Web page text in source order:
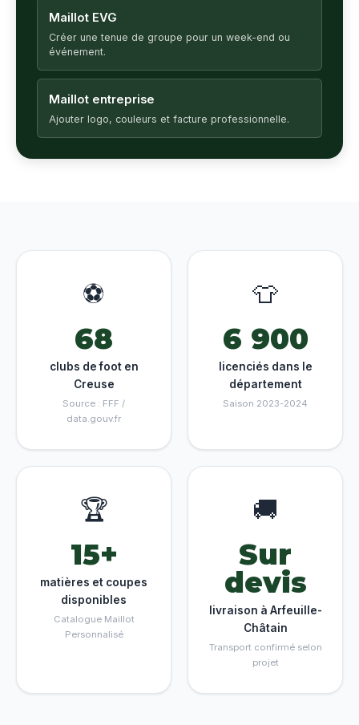
Maillot EVG
Créer une tenue de groupe pour un week-end ou
événement.
Maillot entreprise
Ajouter logo, couleurs et facture professionnelle.
⚽
68
clubs de foot en
Creuse
Source : FFF /
data.gouv.fr
👕
6 900
licenciés dans le
département
Saison 2023-2024
🏆
15+
matières et coupes
disponibles
Catalogue Maillot
Personnalisé
🚚
Sur
devis
livraison à Arfeuille-
Châtain
Transport confirmé selon
projet